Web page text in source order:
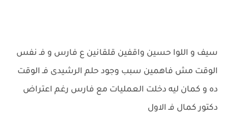
سيف و اللوا حسين واقفين قلقانين ع فارس و فـ نفس
الوقت مش فاهمين سبب وجود حلم الرشيدى فـ الوقت
ده و كمان ليه دخلت العمليات مع فارس رغم اعتراض
دكتور كمال فـ الاول